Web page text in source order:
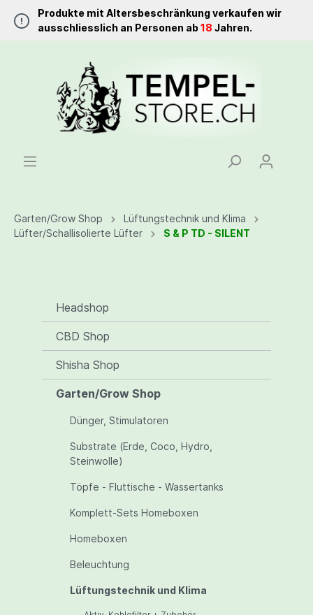
Produkte mit Altersbeschränkung verkaufen wir
ausschliesslich an Personen ab18 Jahren.
Garten/Grow Shop
Lüftungstechnik und Klima
Lüfter/Schallisolierte Lüfter
S & P TD - SILENT
Headshop
CBD Shop
Shisha Shop
Garten/Grow Shop
Dünger, Stimulatoren
Substrate (Erde, Coco, Hydro,
Steinwolle)
Töpfe - Fluttische - Wassertanks
Komplett-Sets Homeboxen
Homeboxen
Beleuchtung
Lüftungstechnik und Klima